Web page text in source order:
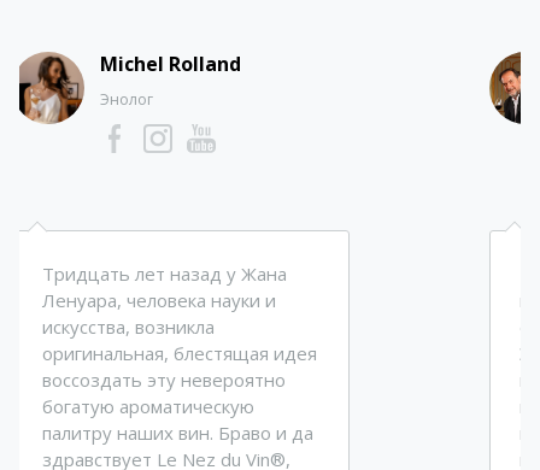
Michel Rolland
Энолог
Тридцать лет назад у Жана
Ленуара, человека науки и
искусства, возникла
оригинальная, блестящая идея
воссоздать эту невероятно
богатую ароматическую
палитру наших вин. Браво и да
здравствует Le Nez du Vin®,